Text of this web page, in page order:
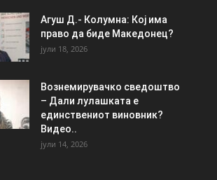
Агуш Д.- Колумна: Кој има
право да биде Македонец?
јули 18, 2026
Вознемирувачко сведоштво
– Дали лулашката е
единствениот виновник?
Видео..
јули 14, 2026